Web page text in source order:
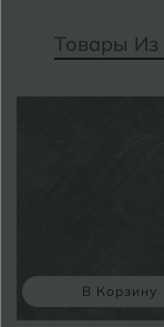
Товары Из
В Корзину